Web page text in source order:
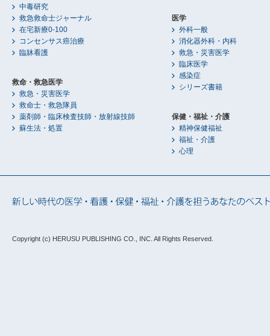
中毒研究
救急救命士ジャーナル
在宅新療0-100
コンセンサス癌治療
臨牀看護
救命・救急医学
救急・災害医学
救命士・救急隊員
薬剤師・臨床検査技師・放射線技師
蘇生法・処置
医学
外科一般
消化器外科・内科
救急・災害医学
臨床医学
感染症
シリーズ書籍
保健・福祉・介護
精神保健福祉
福祉・介護
心理
Copyright (c) HERUSU PUBLISHING CO., INC. All Rights Reserved.